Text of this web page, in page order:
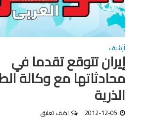
أرشيف
إيران تتوقع تقدما في
محادثاتها مع وكالة
الذرية
2012-12-05 اضف تعليق